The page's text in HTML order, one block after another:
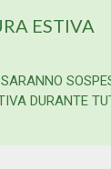
ESTIVA
SARANNO
DURANTE